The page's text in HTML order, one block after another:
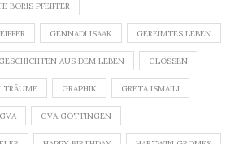
BORIS PFEIFFER
GENNADI ISAAK GEREIMTES LEBEN
GESCHICHTEN AUS DEM LEBEN GLOSSEN
TRÄUME GRAPHIK GRETA ISMAILI
GVA GVA GÖTTINGEN